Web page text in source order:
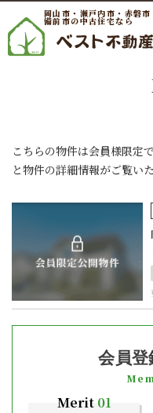
岡山市・瀬戸内市・赤磐市
備前市の中古住宅なら
こちらの物件は会員様限定
と物件の詳細情報がご覧い
会員
Merit01